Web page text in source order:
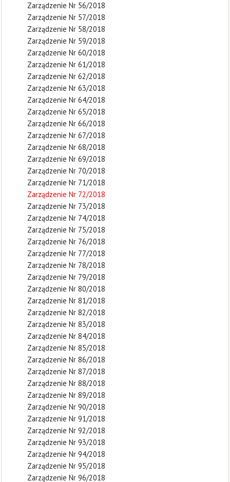
Zarządzenie Nr 56/2018
Zarządzenie Nr 57/2018
Zarządzenie Nr 58/2018
Zarządzenie Nr 59/2018
Zarządzenie Nr 60/2018
Zarządzenie Nr 61/2018
Zarządzenie Nr 62/2018
Zarządzenie Nr 63/2018
Zarządzenie Nr 64/2018
Zarządzenie Nr 65/2018
Zarządzenie Nr 66/2018
Zarządzenie Nr 67/2018
Zarządzenie Nr 68/2018
Zarządzenie Nr 69/2018
Zarządzenie Nr 70/2018
Zarządzenie Nr 71/2018
Zarządzenie Nr 72/2018
Zarządzenie Nr 73/2018
Zarządzenie Nr 74/2018
Zarządzenie Nr 75/2018
Zarządzenie Nr 76/2018
Zarządzenie Nr 77/2018
Zarządzenie Nr 78/2018
Zarządzenie Nr 79/2018
Zarządzenie Nr 80/2018
Zarządzenie Nr 81/2018
Zarządzenie Nr 82/2018
Zarządzenie Nr 83/2018
Zarządzenie Nr 84/2018
Zarządzenie Nr 85/2018
Zarządzenie Nr 86/2018
Zarządzenie Nr 87/2018
Zarządzenie Nr 88/2018
Zarządzenie Nr 89/2018
Zarządzenie Nr 90/2018
Zarządzenie Nr 91/2018
Zarządzenie Nr 92/2018
Zarządzenie Nr 93/2018
Zarządzenie Nr 94/2018
Zarządzenie Nr 95/2018
Zarządzenie Nr 96/2018